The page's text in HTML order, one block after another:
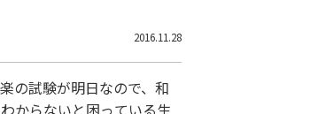
2016.11.28
の試験が明日なので、和
からないと困っている生